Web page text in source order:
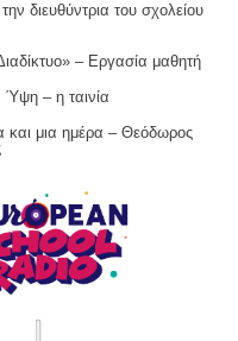
διευθύντρια του σχολείου
– Εργασία μαθητή
– η ταινία
και μια ημέρα – Θεόδωρος